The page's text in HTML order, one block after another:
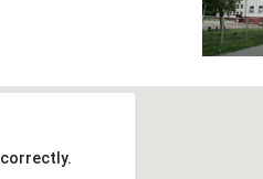
correctly.